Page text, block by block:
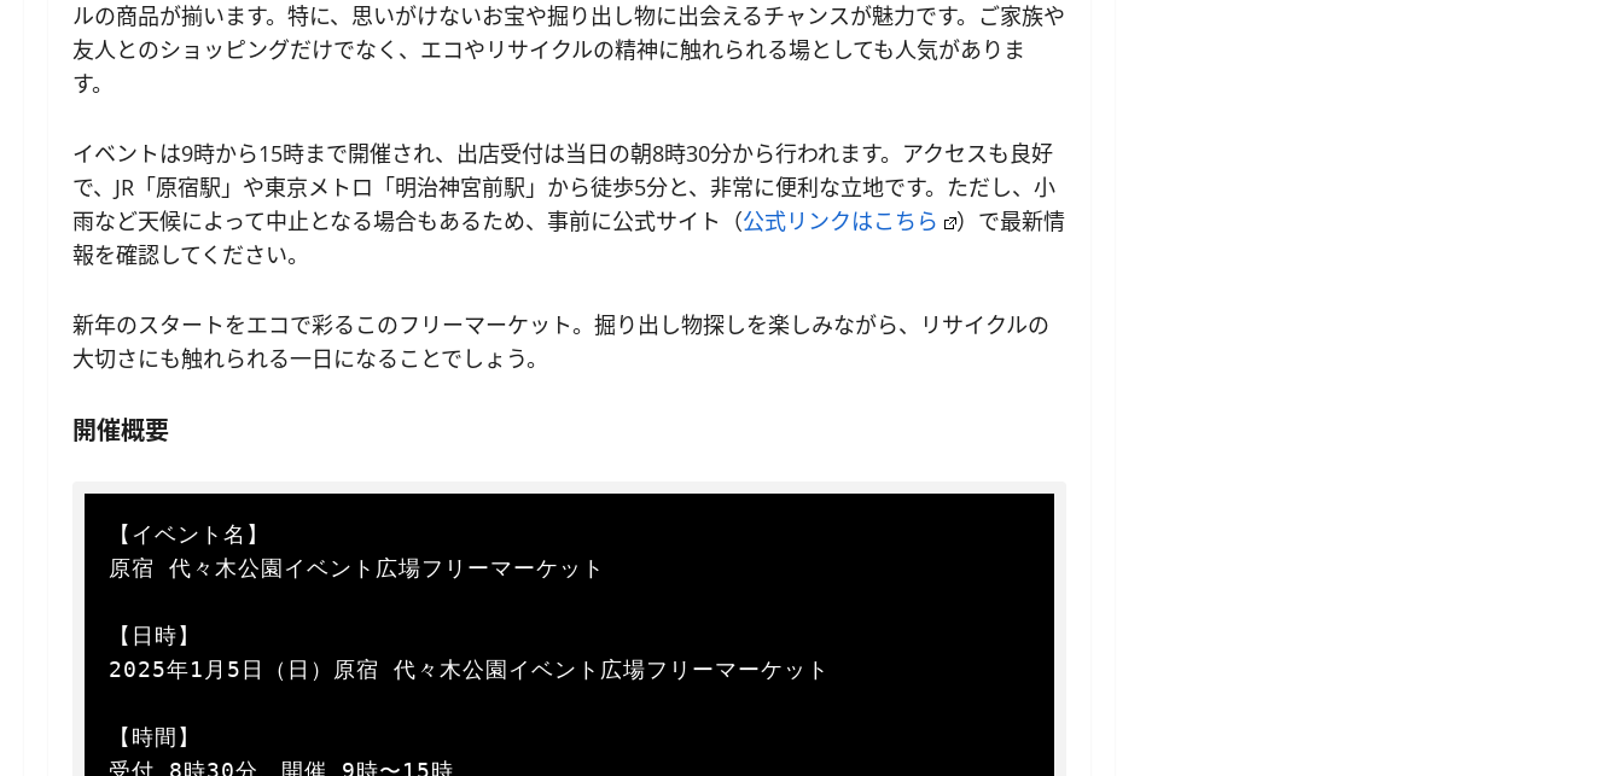
ルの商品が揃います。特に、思いがけないお宝や掘り出し物に出会えるチャンスが魅力です。ご家族や
友人とのショッピングだけでなく、エコやリサイクルの精神に触れられる場としても人気がありま
す。
イベントは9時から15時まで開催され、出店受付は当日の朝8時30分から行われます。アクセスも良好
で、JR「原宿駅」や東京メトロ「明治神宮前駅」から徒歩5分と、非常に便利な立地です。ただし、小
雨など天候によって中止となる場合もあるため、事前に公式サイト（公式リンクはこちら
）で最新情
報を確認してください。
新年のスタートをエコで彩るこのフリーマーケット。掘り出し物探しを楽しみながら、リサイクルの
大切さにも触れられる一日になることでしょう。
開催概要
【イベント名】
原宿 代々木公園イベント広場フリーマーケット
【日時】
2025年1月5日（日）原宿 代々木公園イベント広場フリーマーケット
【時間】
受付 8時30分、開催 9時〜15時